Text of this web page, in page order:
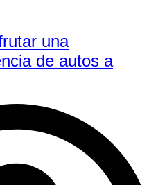
una
de autos a